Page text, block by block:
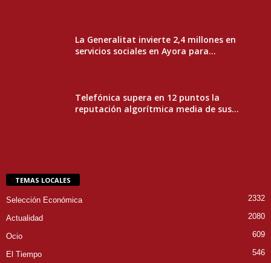
La Generalitat invierte 2,4 millones en
servicios sociales en Ayora para...
Telefónica supera en 12 puntos la
reputación algorítmica media de sus...
TEMAS LOCALES
Selección Económica 2332
Actualidad 2080
Ocio 609
El Tiempo 546